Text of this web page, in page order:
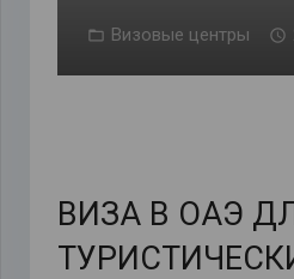
Визовые центры
ВИЗА В ОАЭ